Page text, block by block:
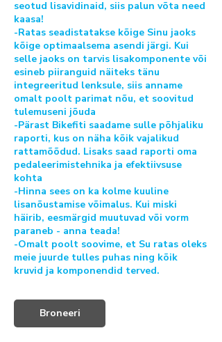
seotud lisavidinaid, siis palun võta need
kaasa!
-Ratas seadistatakse kõige Sinu jaoks
kõige optimaalsema asendi järgi. Kui
selle jaoks on tarvis lisakomponente või
esineb piiranguid näiteks tänu
integreeritud lenksule, siis anname
omalt poolt parimat nõu, et soovitud
tulemuseni jõuda
-Pärast Bikefiti saadame sulle põhjaliku
raporti, kus on näha kõik vajalikud
rattamõõdud. Lisaks saad raporti oma
pedaleerimistehnika ja efektiivsuse
kohta
-Hinna sees on ka kolme kuuline
lisanõustamise võimalus. Kui miski
häirib, eesmärgid muutuvad või vorm
paraneb - anna teada!
-Omalt poolt soovime, et Su ratas oleks
meie juurde tulles puhas ning kõik
kruvid ja komponendid terved.
Broneeri